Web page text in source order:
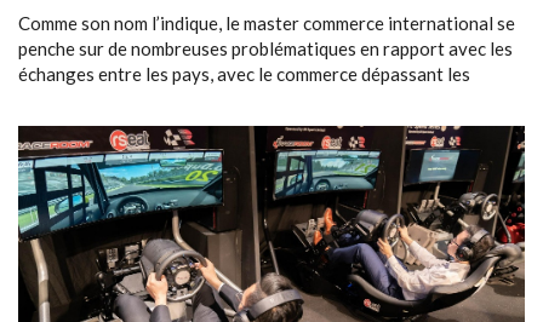
Comme son nom l’indique, le master commerce international se
penche sur de nombreuses problématiques en rapport avec les
échanges entre les pays, avec le commerce dépassant les